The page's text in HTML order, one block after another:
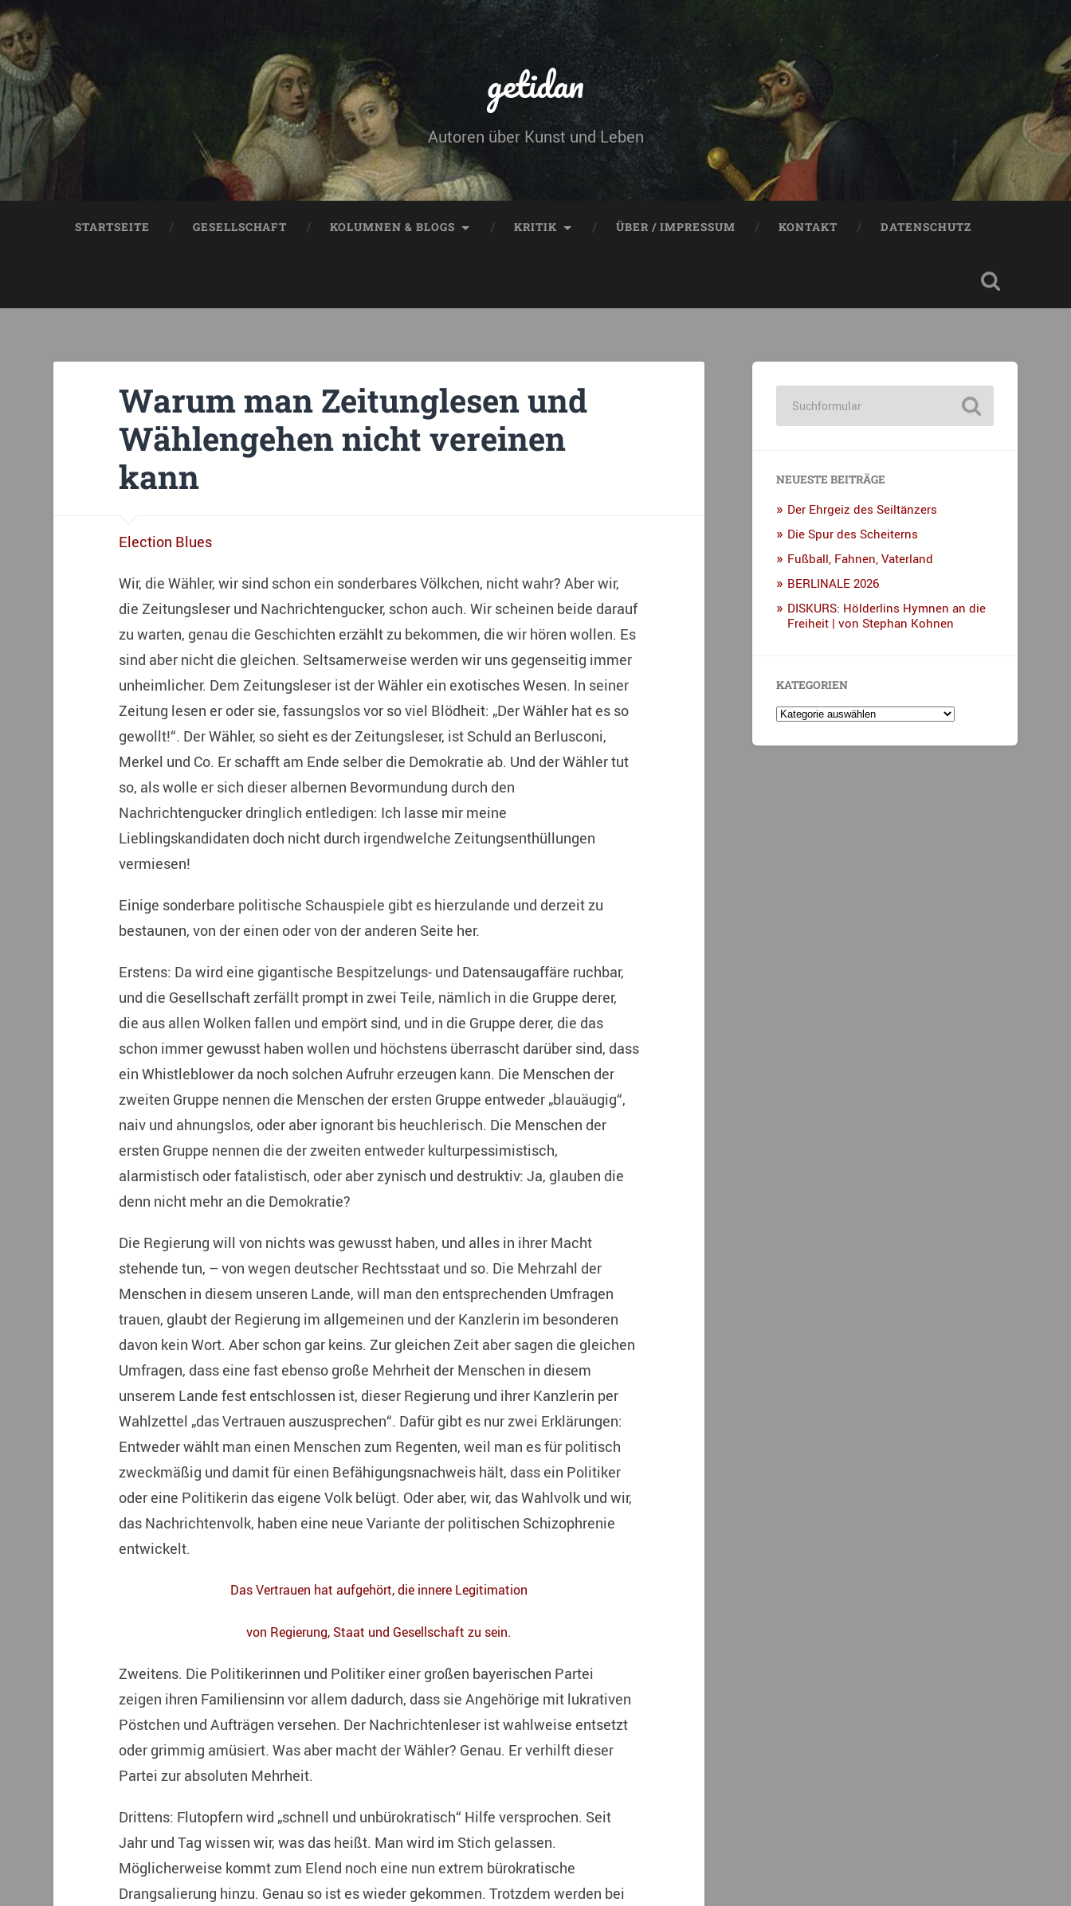
getidan
Autoren über Kunst und Leben
STARTSEITE GESELLSCHAFT KOLUMNEN & BLOGS KRITIK ÜBER / IMPRESSUM KONTAKT DATENSCHUTZ
Warum man Zeitunglesen und
Wählengehen nicht vereinen
kann
Election Blues
Wir, die Wähler, wir sind schon ein sonderbares Völkchen, nicht wahr? Aber wir,
die Zeitungsleser und Nachrichtengucker, schon auch. Wir scheinen beide darauf
zu warten, genau die Geschichten erzählt zu bekommen, die wir hören wollen. Es
sind aber nicht die gleichen. Seltsamerweise werden wir uns gegenseitig immer
unheimlicher. Dem Zeitungsleser ist der Wähler ein exotisches Wesen. In seiner
Zeitung lesen er oder sie, fassungslos vor so viel Blödheit: „Der Wähler hat es so
gewollt!“. Der Wähler, so sieht es der Zeitungsleser, ist Schuld an Berlusconi,
Merkel und Co. Er schafft am Ende selber die Demokratie ab. Und der Wähler tut
so, als wolle er sich dieser albernen Bevormundung durch den
Nachrichtengucker dringlich entledigen: Ich lasse mir meine
Lieblingskandidaten doch nicht durch irgendwelche Zeitungsenthüllungen
vermiesen!
Einige sonderbare politische Schauspiele gibt es hierzulande und derzeit zu
bestaunen, von der einen oder von der anderen Seite her.
Erstens: Da wird eine gigantische Bespitzelungs- und Datensaugaffäre ruchbar,
und die Gesellschaft zerfällt prompt in zwei Teile, nämlich in die Gruppe derer,
die aus allen Wolken fallen und empört sind, und in die Gruppe derer, die das
schon immer gewusst haben wollen und höchstens überrascht darüber sind, dass
ein Whistleblower da noch solchen Aufruhr erzeugen kann. Die Menschen der
zweiten Gruppe nennen die Menschen der ersten Gruppe entweder „blauäugig“,
naiv und ahnungslos, oder aber ignorant bis heuchlerisch. Die Menschen der
ersten Gruppe nennen die der zweiten entweder kulturpessimistisch,
alarmistisch oder fatalistisch, oder aber zynisch und destruktiv: Ja, glauben die
denn nicht mehr an die Demokratie?
Die Regierung will von nichts was gewusst haben, und alles in ihrer Macht
stehende tun, – von wegen deutscher Rechtsstaat und so. Die Mehrzahl der
Menschen in diesem unseren Lande, will man den entsprechenden Umfragen
trauen, glaubt der Regierung im allgemeinen und der Kanzlerin im besonderen
davon kein Wort. Aber schon gar keins. Zur gleichen Zeit aber sagen die gleichen
Umfragen, dass eine fast ebenso große Mehrheit der Menschen in diesem
unserem Lande fest entschlossen ist, dieser Regierung und ihrer Kanzlerin per
Wahlzettel „das Vertrauen auszusprechen“. Dafür gibt es nur zwei Erklärungen:
Entweder wählt man einen Menschen zum Regenten, weil man es für politisch
zweckmäßig und damit für einen Befähigungsnachweis hält, dass ein Politiker
oder eine Politikerin das eigene Volk belügt. Oder aber, wir, das Wahlvolk und wir,
das Nachrichtenvolk, haben eine neue Variante der politischen Schizophrenie
entwickelt.
Das Vertrauen hat aufgehört, die innere Legitimation
von Regierung, Staat und Gesellschaft zu sein.
Zweitens. Die Politikerinnen und Politiker einer großen bayerischen Partei
zeigen ihren Familiensinn vor allem dadurch, dass sie Angehörige mit lukrativen
Pöstchen und Aufträgen versehen. Der Nachrichtenleser ist wahlweise entsetzt
oder grimmig amüsiert. Was aber macht der Wähler? Genau. Er verhilft dieser
Partei zur absoluten Mehrheit.
Drittens: Flutopfern wird „schnell und unbürokratisch“ Hilfe versprochen. Seit
Jahr und Tag wissen wir, was das heißt. Man wird im Stich gelassen.
Möglicherweise kommt zum Elend noch eine nun extrem bürokratische
Drangsalierung hinzu. Genau so ist es wieder gekommen. Trotzdem werden bei
NEUESTE BEITRÄGE
Der Ehrgeiz des Seiltänzers
Die Spur des Scheiterns
Fußball, Fahnen, Vaterland
BERLINALE 2026
DISKURS: Hölderlins Hymnen an die
Freiheit | von Stephan Kohnen
KATEGORIEN